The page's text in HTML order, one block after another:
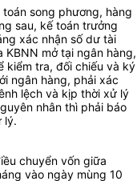
song phương, hàng
sau, kế toán trưởng
xác nhận số dư tài
KBNN mở tại ngân hàng,
kiểm tra, đối chiếu và ký
ngân hàng, phải xác
lệch và kịp thời xử lý
nhân thì phải báo
lý.
chuyển vốn giữa
vào ngày mùng 10